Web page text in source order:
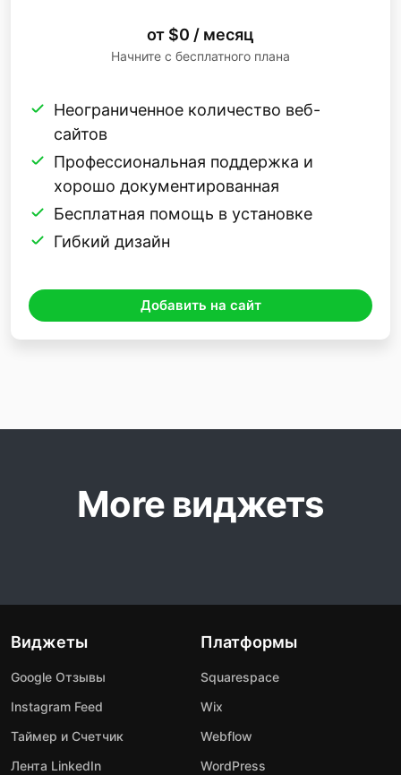
от $0 / месяц
Начните с бесплатного плана
Неограниченное количество веб-
сайтов
Профессиональная поддержка и
хорошо документированная
Бесплатная помощь в установке
Гибкий дизайн
Добавить на сайт
More виджетs
Виджеты
Google Отзывы
Instagram Feed
Таймер и Счетчик
Лента LinkedIn
Платформы
Squarespace
Wix
Webflow
WordPress